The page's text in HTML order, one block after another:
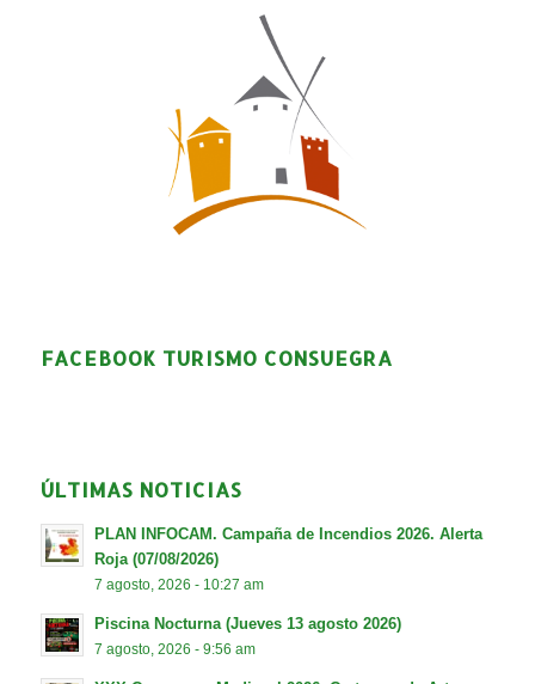
FACEBOOK TURISMO CONSUEGRA
ÚLTIMAS NOTICIAS
PLAN INFOCAM. Campaña de Incendios 2026. Alerta
Roja (07/08/2026)
7 agosto, 2026 - 10:27 am
Piscina Nocturna (Jueves 13 agosto 2026)
7 agosto, 2026 - 9:56 am